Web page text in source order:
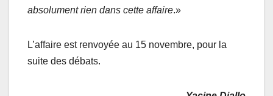
absolument rien dans cette affaire.»
L’affaire est renvoyée au 15 novembre, pour la
suite des débats.